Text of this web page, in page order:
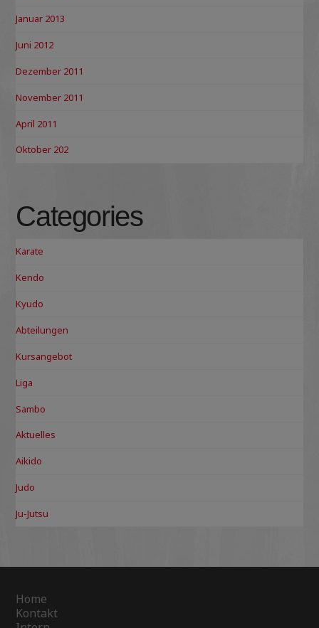
Januar 2013
Juni 2012
Dezember 2011
November 2011
April 2011
Oktober 202
Categories
Karate
Kendo
Kyudo
Abteilungen
Kursangebot
Liga
Sambo
Aktuelles
Aikido
Judo
Ju-Jutsu
Home
Kontakt